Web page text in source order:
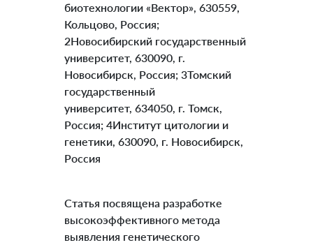
биотехнологии «Вектор», 630559,
Кольцово, Россия;
2Новосибирский государственный
университет, 630090, г.
Новосибирск, Россия; 3Томский
государственный
университет, 634050, г. Томск,
Россия; 4Институт цитологии и
генетики, 630090, г. Новосибирск,
Россия
Статья посвящена разработке
высокоэффективного метода
выявления генетического